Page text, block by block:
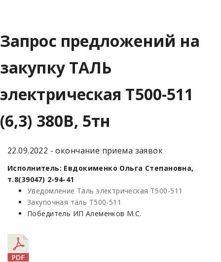
Запрос предложений на
закупку ТАЛЬ
электрическая Т500-511
(6,3) 380В, 5тн
22.09.2022 - окончание приема заявок
Исполнитель: Евдокименко Ольга Степановна,
т.8(39047) 2-94-41
Уведомление Таль электрическая Т500-511
Закупочная таль Т500-511
Победитель ИП Алеменков М.С.